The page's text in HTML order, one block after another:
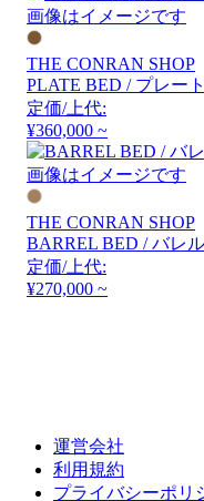
画像はイメージです
THE CONRAN SHOP
PLATE BED / プレー
定価/上代:
¥360,000 ~
画像はイメージです
THE CONRAN SHOP
BARREL BED / バレ
定価/上代:
¥270,000 ~
運営会社
利用規約
プライバシーポリ